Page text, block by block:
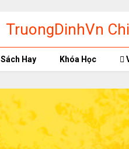
TruongDinhVn
phần mềm học
Sách Hay Khóa Học